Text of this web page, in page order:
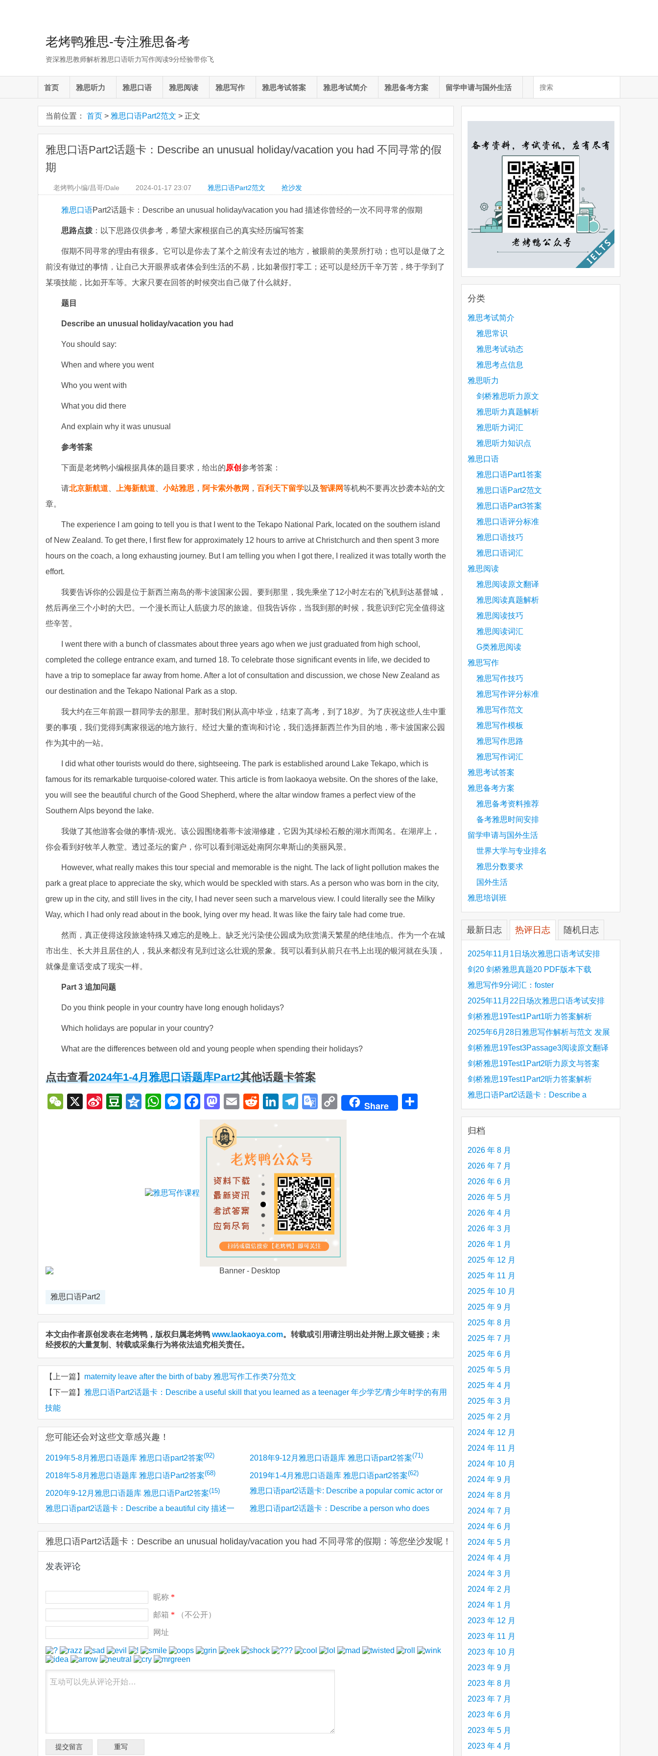
老烤鸭雅思-专注雅思备考
资深雅思教师解析雅思口语听力写作阅读9分经验带你飞
首页 雅思听力 雅思口语 雅思阅读 雅思写作 雅思考试答案 雅思考试简介 雅思备考方案 留学申请与国外生活
当前位置： 首页 > 雅思口语Part2范文 > 正文
雅思口语Part2话题卡：Describe an unusual holiday/vacation you had 不同寻常的假
期
老烤鸭小编/昌哥/Dale 2024-01-17 23:07 雅思口语Part2范文 抢沙发
雅思口语Part2话题卡：Describe an unusual holiday/vacation you had 描述你曾经的一次不同寻常的假期
思路点拨 ：以下思路仅供参考，希望大家根据自己的真实经历编写答案
假期不同寻常的理由有很多。它可以是你去了某个之前没有去过的地方，被眼前的美景所打动；也可以是做了之
前没有做过的事情，让自己大开眼界或者体会到生活的不易，比如暑假打零工；还可以是经历千辛万苦，终于学到了
某项技能，比如开车等。大家只要在回答的时候突出自己做了什么就好。
题目
Describe an unusual holiday/vacation you had
You should say:
When and where you went
Who you went with
What you did there
And explain why it was unusual
参考答案
下面是老烤鸭小编根据具体的题目要求，给出的原创参考答案：
请北京新航道 上海新航道 小站雅思 ， 阿卡索外教网 ， 百利天下留学以及智课网等机构不要再次抄袭本站的文
章。
The experience I am going to tell you is that I went to the Tekapo National Park, located on the southern island
of New Zealand. To get there, I first flew for approximately 12 hours to arrive at Christchurch and then spent 3 more
hours on the coach, a long exhausting journey. But I am telling you when I got there, I realized it was totally worth the
effort.
我要告诉你的公园是位于新西兰南岛的蒂卡波国家公园。要到那里，我先乘坐了12小时左右的飞机到达基督城，
然后再坐三个小时的大巴。一个漫长而让人筋疲力尽的旅途。但我告诉你，当我到那的时候，我意识到它完全值得这
些辛苦。
I went there with a bunch of classmates about three years ago when we just graduated from high school,
completed the college entrance exam, and turned 18. To celebrate those significant events in life, we decided to
have a trip to someplace far away from home. After a lot of consultation and discussion, we chose New Zealand as
our destination and the Tekapo National Park as a stop.
我大约在三年前跟一群同学去的那里。那时我们刚从高中毕业，结束了高考，到了18岁。为了庆祝这些人生中重
要的事项，我们觉得到离家很远的地方旅行。经过大量的查询和讨论，我们选择新西兰作为目的地，蒂卡波国家公园
作为其中的一站。
I did what other tourists would do there, sightseeing. The park is established around Lake Tekapo, which is
famous for its remarkable turquoise-colored water. This article is from laokaoya website. On the shores of the lake,
you will see the beautiful church of the Good Shepherd, where the altar window frames a perfect view of the
Southern Alps beyond the lake.
我做了其他游客会做的事情-观光。该公园围绕着蒂卡波湖修建，它因为其绿松石般的湖水而闻名。在湖岸上，
你会看到好牧羊人教堂。透过圣坛的窗户，你可以看到湖远处南阿尔卑斯山的美丽风景。
However, what really makes this tour special and memorable is the night. The lack of light pollution makes the
park a great place to appreciate the sky, which would be speckled with stars. As a person who was born in the city,
grew up in the city, and still lives in the city, I had never seen such a marvelous view. I could literally see the Milky
Way, which I had only read about in the book, lying over my head. It was like the fairy tale had come true.
然而，真正使得这段旅途特殊又难忘的是晚上。缺乏光污染使公园成为欣赏满天繁星的绝佳地点。作为一个在城
市出生、长大并且居住的人，我从来都没有见到过这么壮观的景象。我可以看到从前只在书上出现的银河就在头顶，
就像是童话变成了现实一样。
Part 3 追加问题
Do you think people in your country have long enough holidays?
Which holidays are popular in your country?
What are the differences between old and young people when spending their holidays?
点击查看2024年1-4月雅思口语题库Part2其他话题卡答案
WeChat
X
SinaDouban
QzoneWhatsApp
Messenger
Facebook
Mastodon
EmailRedditLinkedIn
Telegram
Google
CopyShare
雅思口语Part2
本文由作者原创发表在老烤鸭，版权归属老烤鸭 www.laokaoya.com。转载或引用请注明出处并附上原文链接；未
经授权的大量复制、转载或采集行为将依法追究相关责任。
【上一篇】 maternity leave after the birth of baby 雅思写作工作类7分范文
【下一篇】 雅思口语Part2话题卡：Describe a useful skill that you learned as a teenager 年少学艺/青少年时学的有用
技能
您可能还会对这些文章感兴趣！
2019年5-8月雅思口语题库 雅思口语part2答案(92) 2018年9-12月雅思口语题库 雅思口语part2答案(71)
2018年5-8月雅思口语题库 雅思口语Part2答案(68) 2019年1-4月雅思口语题库 雅思口语part2答案(62)
2020年9-12月雅思口语题库 雅思口语Part2答案(15) 雅思口语part2话题卡: Describe a popular comic actor or
actress you know 描述一个喜剧演员(13)
雅思口语part2话题卡：Describe a beautiful city 描述一
(12)
雅思口语part2话题卡：Describe a person who does
something to help protect the environment 环保人士/帮助
保护环境的人(11)
雅思口语Part2话题卡：Describe an unusual holiday/vacation you had 不同寻常的假期：等您坐沙发呢！
发表评论
昵称 *
邮箱 * （不公开）
网址
分类
雅思考试简介
雅思常识
雅思考试动态
雅思考点信息
雅思听力
剑桥雅思听力原文
雅思听力真题解析
雅思听力词汇
雅思听力知识点
雅思口语
雅思口语Part1答案
雅思口语Part2范文
雅思口语Part3答案
雅思口语评分标准
雅思口语技巧
雅思口语词汇
雅思阅读
雅思阅读原文翻译
雅思阅读真题解析
雅思阅读技巧
雅思阅读词汇
G类雅思阅读
雅思写作
雅思写作技巧
雅思写作评分标准
雅思写作范文
雅思写作模板
雅思写作思路
雅思写作词汇
雅思考试答案
雅思备考方案
雅思备考资料推荐
备考雅思时间安排
留学申请与国外生活
世界大学与专业排名
雅思分数要求
国外生活
雅思培训班
最新日志 热评日志 随机日志
2025年11月1日场次雅思口语考试安排
剑20 剑桥雅思真题20 PDF版本下载
雅思写作9分词汇：foster
2025年11月22日场次雅思口语考试安排
剑桥雅思19Test1Part1听力答案解析
Hinchingbrooke Country Park
2025年6月28日雅思写作解析与范文 发展
旅游业 手把手带你写高分范文
剑桥雅思19Test3Passage3阅读原文翻译
Is the era of artificial speech translation
upon us 人工智能语言翻译
剑桥雅思19Test1Part2听力原文与答案
Stanthorpe Twinning Association
剑桥雅思19Test1Part2听力答案解析
Stanthorpe Twinning Association
雅思口语Part2话题卡：Describe a
creative person (e.g. an artist, a musician,
etc.) you admire 钦佩的有创造力的人
归档
2026 年 8 月
2026 年 7 月
2026 年 6 月
2026 年 5 月
2026 年 4 月
2026 年 3 月
2026 年 1 月
2025 年 12 月
2025 年 11 月
2025 年 10 月
2025 年 9 月
2025 年 8 月
2025 年 7 月
2025 年 6 月
2025 年 5 月
2025 年 4 月
2025 年 3 月
2025 年 2 月
2024 年 12 月
2024 年 11 月
2024 年 10 月
2024 年 9 月
2024 年 8 月
2024 年 7 月
2024 年 6 月
2024 年 5 月
2024 年 4 月
2024 年 3 月
2024 年 2 月
2024 年 1 月
2023 年 12 月
2023 年 11 月
2023 年 10 月
2023 年 9 月
2023 年 8 月
2023 年 7 月
2023 年 6 月
2023 年 5 月
2023 年 4 月